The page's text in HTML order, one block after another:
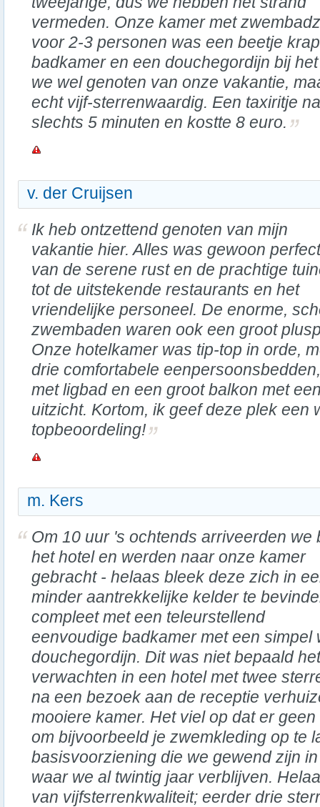
vermeden. Onze kamer met
voor 2-3 personen was een beetje
badkamer en een douchegordijn bij
we wel genoten van onze vakantie,
echt vijf-sterrenwaardig. Een taxiritje
slechts 5 minuten en kostte 8 euro.
v. der Cruijsen
Ik heb ontzettend genoten van mijn
vakantie hier. Alles was gewoon
van de serene rust en de prachtige
tot de uitstekende restaurants en het
vriendelijke personeel. De enorme,
zwembaden waren ook een groot
Onze hotelkamer was tip-top in orde,
drie comfortabele
met ligbad en een groot balkon met
uitzicht. Kortom, ik geef deze plek een
topbeoordeling!
m. Kers
Om 10 uur 's ochtends arriveerden we
het hotel en werden naar onze kamer
gebracht - helaas bleek deze zich in
minder aantrekkelijke kelder te
compleet met een teleurstellend
eenvoudige badkamer met een simpel
douchegordijn. Dit was niet bepaald
verwachten in een hotel met twee
na een bezoek aan de receptie
mooiere kamer. Het viel op dat er
om bijvoorbeeld je zwemkleding op te
basisvoorziening die we gewend zijn
waar we al twintig jaar verblijven.
van vijfsterrenkwaliteit; eerder drie